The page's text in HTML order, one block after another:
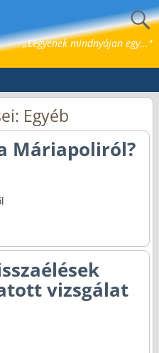
„Legyenek mindnyájan egy..."
Egyéb
Máriapoliról?
vizsgálat